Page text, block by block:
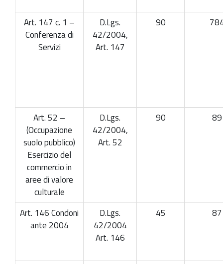
Art. 147 c. 1 –
Conferenza di
Servizi
D.Lgs.
42/2004,
Art. 147
90
Art. 52 –
(Occupazione
suolo pubblico)
Esercizio del
commercio in
aree di valore
culturale
D.Lgs.
42/2004,
Art. 52
90 89
Art. 146 Condoni
ante 2004
D.Lgs.
42/2004
Art. 146
45 87